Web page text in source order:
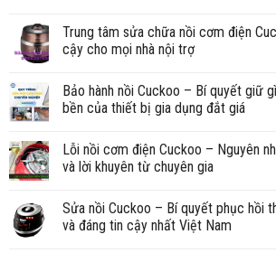
Trung tâm sửa chữa nồi cơm điện
cậy cho mọi nhà nội trợ
Bảo hành nồi Cuckoo – Bí quyết giữ
bền của thiết bị gia dụng đắt giá
Lỗi nồi cơm điện Cuckoo – Nguyên
và lời khuyên từ chuyên gia
Sửa nồi Cuckoo – Bí quyết phục hồi
và đáng tin cậy nhất Việt Nam